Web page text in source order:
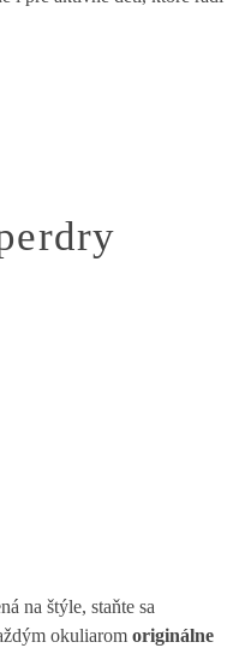
na štýle, staňte sa
okuliarom originálne